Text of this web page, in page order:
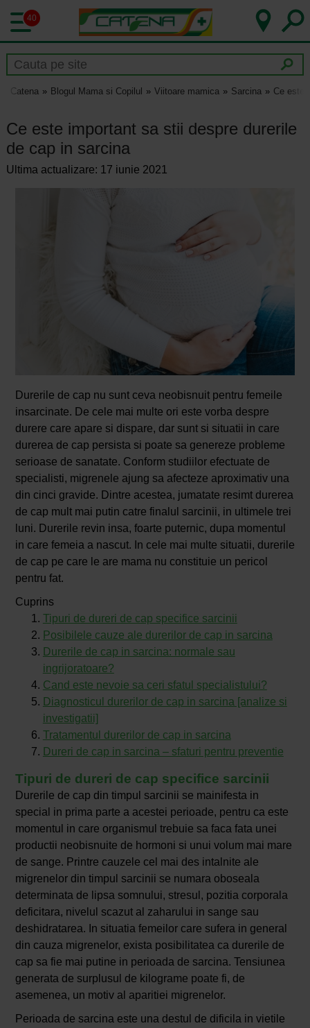
40
Catena Blogul Mama si Copilul Viitoare mamica Sarcina Ce este
Ce este important sa stii despre durerile
de cap in sarcina
Ultima actualizare: 17 iunie 2021
Durerile de cap nu sunt ceva neobisnuit pentru femeile
insarcinate. De cele mai multe ori este vorba despre
durere care apare si dispare, dar sunt si situatii in care
durerea de cap persista si poate sa genereze probleme
serioase de sanatate. Conform studiilor efectuate de
specialisti, migrenele ajung sa afecteze aproximativ una
din cinci gravide. Dintre acestea, jumatate resimt durerea
de cap mult mai putin catre finalul sarcinii, in ultimele trei
luni. Durerile revin insa, foarte puternic, dupa momentul
in care femeia a nascut. In cele mai multe situatii, durerile
de cap pe care le are mama nu constituie un pericol
pentru fat.
Cuprins
Tipuri de dureri de cap specifice sarcinii
Posibilele cauze ale durerilor de cap in sarcina
Durerile de cap in sarcina: normale sau
ingrijoratoare?
Cand este nevoie sa ceri sfatul specialistului?
Diagnosticul durerilor de cap in sarcina [analize si
investigatii]
Tratamentul durerilor de cap in sarcina
Dureri de cap in sarcina – sfaturi pentru preventie
Tipuri de dureri de cap specifice sarcinii
Durerile de cap din timpul sarcinii se mainifesta in
special in prima parte a acestei perioade, pentru ca este
momentul in care organismul trebuie sa faca fata unei
productii neobisnuite de hormoni si unui volum mai mare
de sange. Printre cauzele cel mai des intalnite ale
migrenelor din timpul sarcinii se numara oboseala
determinata de lipsa somnului, stresul, pozitia corporala
deficitara, nivelul scazut al zaharului in sange sau
deshidratarea. In situatia femeilor care sufera in general
din cauza migrenelor, exista posibilitatea ca durerile de
cap sa fie mai putine in perioada de sarcina. Tensiunea
generata de surplusul de kilograme poate fi, de
asemenea, un motiv al aparitiei migrenelor.
Perioada de sarcina este una destul de dificila in vietile